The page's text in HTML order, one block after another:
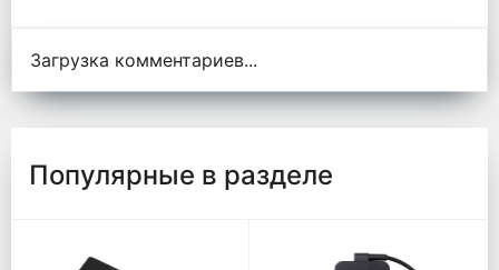
Комментарии
Загрузка комментариев...
Популярные в разделе